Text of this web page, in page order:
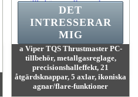
a Viper TQS Thrustmaster PC-
tillbehör, metallgasreglage,
precisionshalleffekt, 21
åtgärdsknappar, 5 axlar, ikoniska
agnar/flare-funktioner
DET
INTRESSERAR
MIG